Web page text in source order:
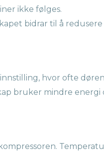
ikke følges.
bidrar til å
hvor ofte
bruker mindre energi